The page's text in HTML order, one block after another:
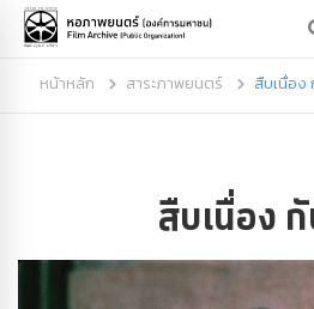
หน้าหลัก สาระภาพยนตร์ สืบเนื่อง
สืบเนื่อง